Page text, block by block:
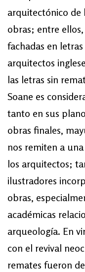
arquitectónico de
obras; entre
fachadas en
arquitectos
las letras sin
Soane es
tanto en sus
obras finales,
nos remiten a
los arquitectos;
ilustradores
obras,
académicas
arqueología. En
con el revival
remates fueron